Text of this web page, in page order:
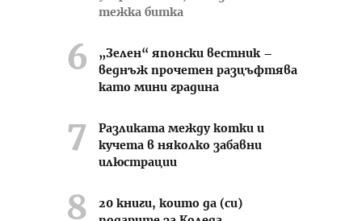
тежка битка
„Зелен“ японски вестник –
веднъж прочетен разцъфтява
като мини градина
Разликата между котки и
кучета в няколко забавни
илюстрации
20 книги, които да (си)